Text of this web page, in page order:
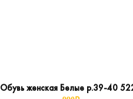
Обувь женская Белые р.39-40